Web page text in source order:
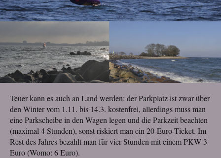
Teuer kann es auch an Land werden: der Parkplatz ist zwar über
den Winter vom 1.11. bis 14.3. kostenfrei, allerdings muss man
eine Parkscheibe in den Wagen legen und die Parkzeit beachten
(maximal 4 Stunden), sonst riskiert man ein 20-Euro-Ticket. Im
Rest des Jahres bezahlt man für vier Stunden mit einem PKW 3
Euro (Womo: 6 Euro).